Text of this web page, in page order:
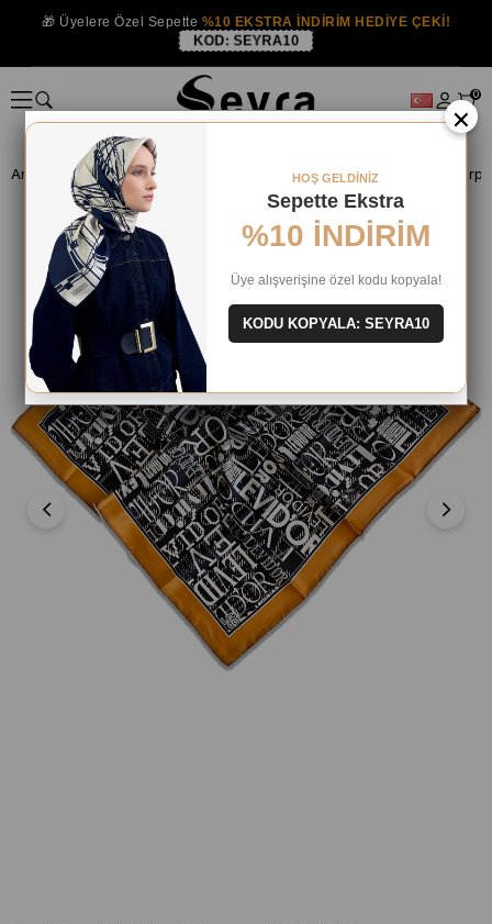
🎁 Üyelere Özel Sepette %10 EKSTRA İNDİRİM HEDİYE ÇEKİ!
KOD: SEYRA10
0
Anasayfa İPEK EŞARP Levidor İpek Eşarp Levidor Tivil İpek Eşarp
×
HOŞ GELDİNİZ
Sepette Ekstra
%10 İNDİRİM
Üye alışverişine özel kodu kopyala!
KODU KOPYALA: SEYRA10